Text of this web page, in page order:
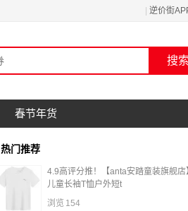
逆价街
春节年货
热门推荐
4.9高评分推！【anta安踏童装旗舰店
儿童长袖T恤户外短t
浏览 154